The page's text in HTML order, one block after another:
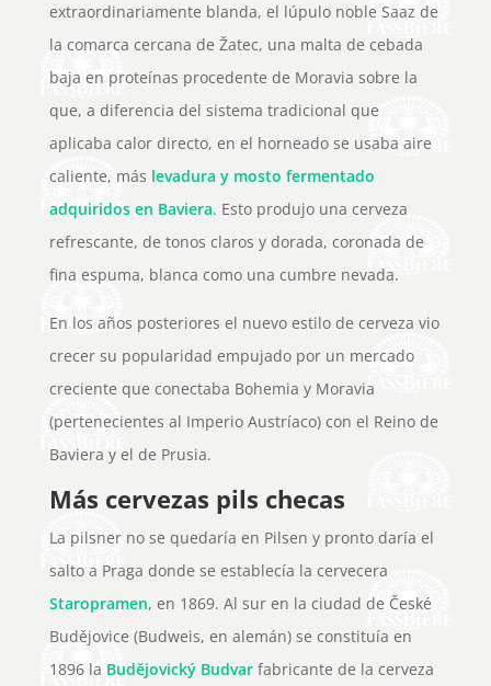
extraordinariamente blanda, el lúpulo noble Saaz de
la comarca cercana de Žatec, una malta de cebada
baja en proteínas procedente de Moravia sobre la
que, a diferencia del sistema tradicional que
aplicaba calor directo, en el horneado se usaba aire
caliente, más levadura y mosto fermentado
adquiridos en Baviera. Esto produjo una cerveza
refrescante, de tonos claros y dorada, coronada de
fina espuma, blanca como una cumbre nevada.
En los años posteriores el nuevo estilo de cerveza vio
crecer su popularidad empujado por un mercado
creciente que conectaba Bohemia y Moravia
(pertenecientes al Imperio Austríaco) con el Reino de
Baviera y el de Prusia.
Más cervezas pils checas
La pilsner no se quedaría en Pilsen y pronto daría el
salto a Praga donde se establecía la cervecera
Staropramen, en 1869. Al sur en la ciudad de České
Budějovice (Budweis, en alemán) se constituía en
1896 la Budějovický Budvarfabricante de la cerveza